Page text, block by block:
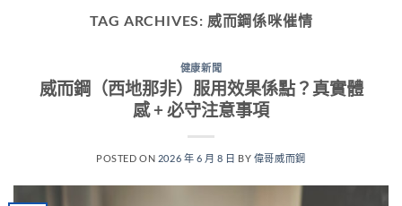
TAG ARCHIVES: 威而鋼係咪催情
健康新聞
威而鋼（西地那非）服用效果係點？真實體
感 + 必守注意事項
POSTED ON 2026 年 6 月 8 日 BY 偉哥威而鋼